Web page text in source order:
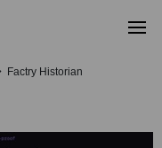
Factry Historian